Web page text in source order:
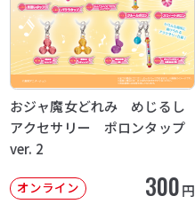
おジャ魔女どれみ めじるし
アクセサリー ポロンタップ
ver. 2
オンライン 300円